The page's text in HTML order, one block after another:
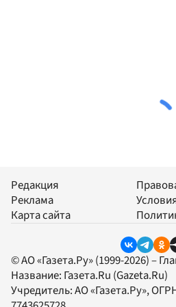
Редакция
Реклама
Карта сайта
© АО «Газета.Ру» (1999-2026) –
Название: Газета.Ru (Gazeta.Ru)
Учредитель:АО «Газета.Ру»,